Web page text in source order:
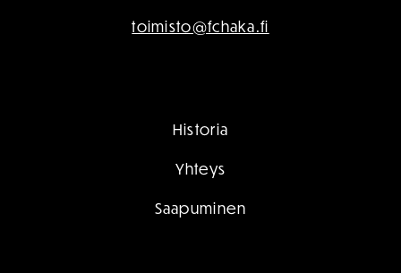
toimisto@fchaka.fi
Historia
Yhteys
Saapuminen